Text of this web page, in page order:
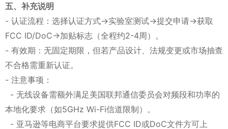
五、补充说明
- 认证流程：选择认证方式→实验室测试→提交申请→获取
FCC ID/DoC→加贴标志（全程约2-4周）。
- 有效期：无固定期限，但若产品设计、法规变更或市场抽查
不合格需重新认证。
- 注意事项：
- 无线设备需额外满足美国联邦通信委员会对频段和功率的
本地化要求（如5GHz Wi-Fi信道限制）。
- 亚马逊等电商平台要求提供FCC ID或DoC文件方可上